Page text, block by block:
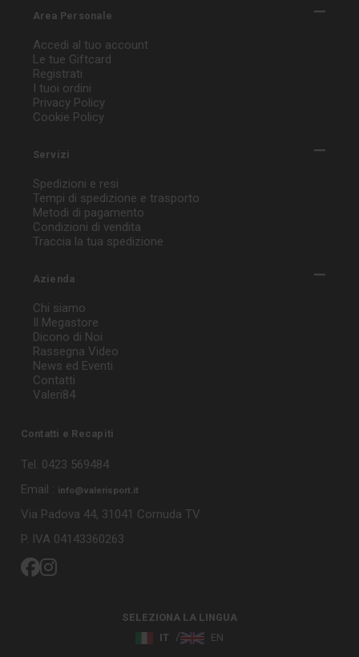
Area Personale
Accedi al tuo account
Le tue Giftcard
Registrati
I tuoi ordini
Privacy Policy
Cookie Policy
Servizi
Spedizioni e resi
Tempi di spedizione e trasporto
Metodi di pagamento
Condizioni di vendita
Traccia la tua spedizione
Azienda
Chi siamo
Il Megastore
Dicono di Noi
Rassegna Video
News ed Eventi
Contatti
Valeri84
Contatti e Recapiti
Tel. 0423 569484
Email : info@valerisport.it
Via Padova 44, 31041 Cornuda TV
P. IVA 04143360263
SELEZIONA LA LINGUA
IT
EN